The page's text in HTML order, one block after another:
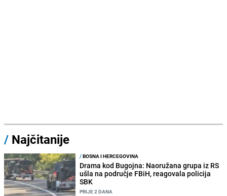
/ Najčitanije
/BOSNA I HERCEGOVINA
Drama kod Bugojna: Naoružana grupa iz RS
ušla na područje FBiH, reagovala policija
SBK
PRIJE 2 DANA